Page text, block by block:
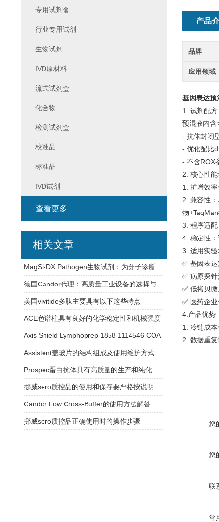
产品
品牌
应用领域
基因表达预
1. 试剂配
预混液内含
- 抗体封闭
- 优化配比
- 不含ROX
2. 核心性能
1. 扩增效
2. 兼容性
物
3. 程序适
4. 稳定性
3. 适用实验
✅ 基因表
✅ 病原探
✅ 低拷贝
✅ 医药企
4.产品优势
1. 冷链成
2. 数据重
您
您
联
常
专用试剂盒
行业专用试剂
生物试剂
IVD原材料
流式试剂盒
化合物
检测试剂盒
校准品
标准品
IVD试剂
查看更多
相关文章
美国vivitide多肽主要具有以下这些特点
ACE色谱柱具有良好的化学稳定性和机械强度
Axis Shield Lymphoprep 1858 1114546 COA
Assistent盖玻片的结构组成及使用维护方式
Candor Low Cross-Buffer的使用方法解答
挪威sero质控品正确使用时的操作步骤